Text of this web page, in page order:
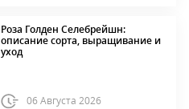
Роза Голден Селебрейшн:
описание сорта, выращивание и
уход
06 Августа 2026